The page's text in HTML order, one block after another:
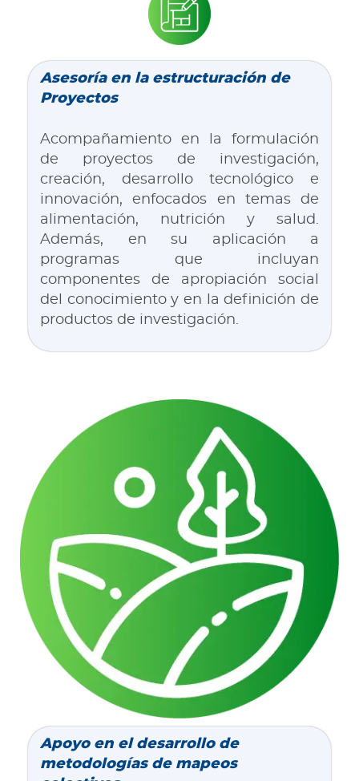
Asesoría en la estructuración de
Proyectos
Acompañamiento en la formulación
de proyectos de investigación,
creación, desarrollo tecnológico e
innovación, enfocados en temas de
alimentación, nutrición y salud.
Además, en su aplicación a
programas que incluyan
componentes de apropiación social
del conocimiento y en la definición de
productos de investigación.
Apoyo en el desarrollo de
metodologías de mapeos